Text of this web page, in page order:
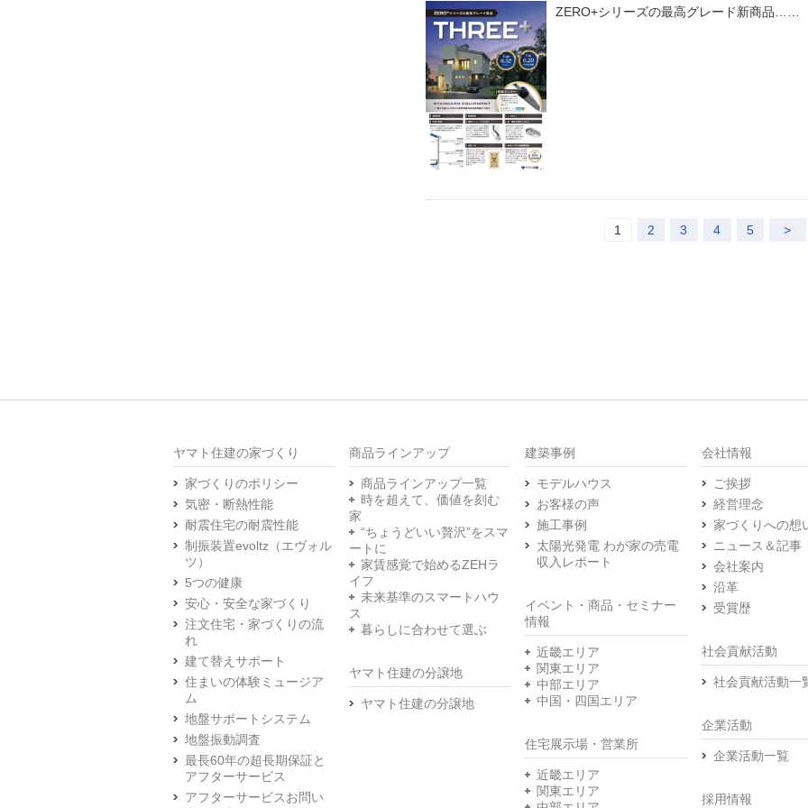
ZERO+シリーズの最高グレード新商品……
1 2 3 4 5 >
ヤマト住建の家づくり
家づくりのポリシー
気密・断熱性能
耐震住宅の耐震性能
制振装置evoltz（エヴォル
ツ）
5つの健康
安心・安全な家づくり
注文住宅・家づくりの流
れ
建て替えサポート
住まいの体験ミュージア
ム
地盤サポートシステム
地盤振動調査
最長60年の超長期保証と
アフターサービス
アフターサービスお問い
商品ラインアップ
商品ラインアップ一覧
時を超えて、価値を刻む
家
“ちょうどいい贅沢”をスマ
ートに
家賃感覚で始めるZEHラ
イフ
未来基準のスマートハウ
ス
暮らしに合わせて選ぶ
ヤマト住建の分譲地
ヤマト住建の分譲地
建築事例
モデルハウス
お客様の声
施工事例
太陽光発電 わが家の売電
収入レポート
イベント・商品・セミナー
情報
近畿エリア
関東エリア
中部エリア
中国・四国エリア
住宅展示場・営業所
近畿エリア
関東エリア
会社情報
ご挨拶
経営理念
家づくりへの想
ニュース＆記事
会社案内
沿革
受賞歴
社会貢献活動
社会貢献活動一
企業活動
企業活動一覧
採用情報